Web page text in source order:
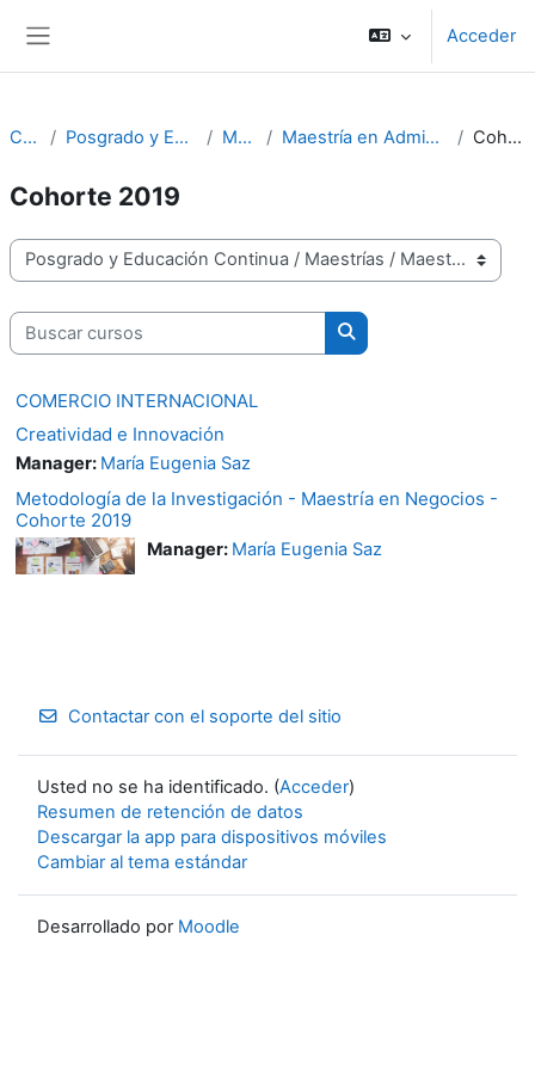
Acceder
Cursos Posgrado y Educación Continua Maestrías Maestría en Administración de Negocios Cohorte 2019
Cohorte 2019
Categorías
Buscar cursos
Buscar cursos
COMERCIO INTERNACIONAL
Creatividad e Innovación
Manager: María Eugenia Saz
Metodología de la Investigación - Maestría en Negocios -
Cohorte 2019
Manager: María Eugenia Saz
Contactar con el soporte del sitio
Usted no se ha identificado. (Acceder)
Resumen de retención de datos
Descargar la app para dispositivos móviles
Cambiar al tema estándar
Desarrollado por Moodle